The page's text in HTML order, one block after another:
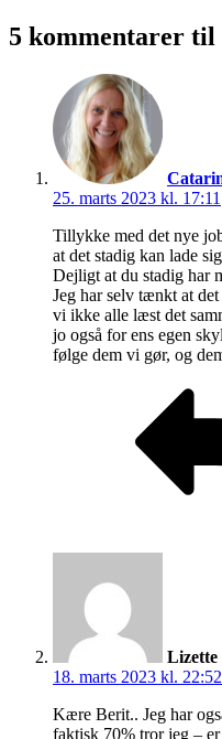
5 kommentarer til
25. marts 2023 kl. 17:11
Tillykke med det nye
at det stadig kan lade
Dejligt at du stadig har
Jeg har selv tænkt at
vi ikke alle læst det
jo også for ens egen
følge dem vi gør, og
Lizette
18. marts 2023 kl. 22:52
Kære Berit.. Jeg har
faktisk 70% tror jeg –